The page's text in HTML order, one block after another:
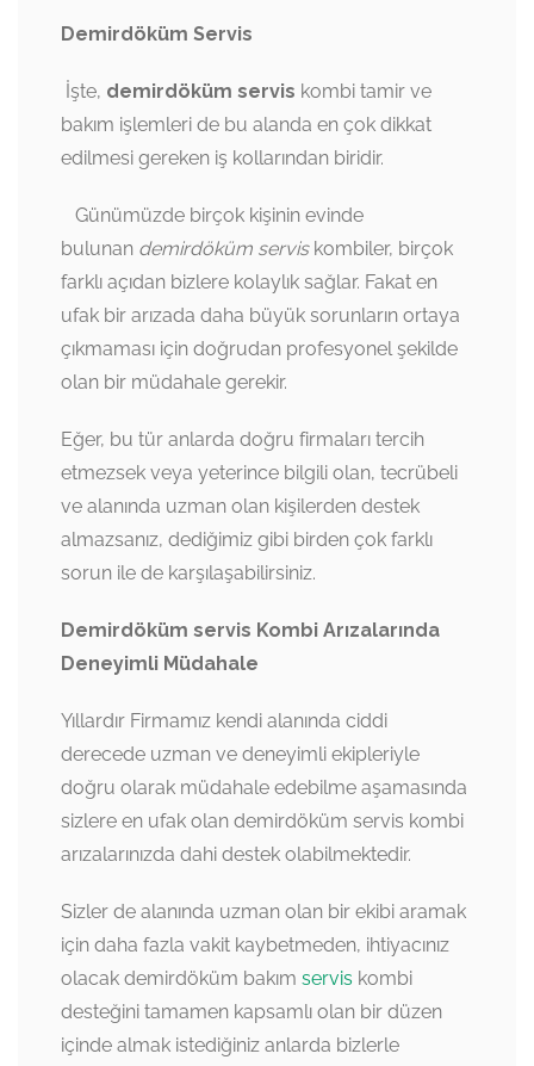
Demirdöküm Servis
İşte, demirdöküm servis kombi tamir ve
bakım işlemleri de bu alanda en çok dikkat
edilmesi gereken iş kollarından biridir.
Günümüzde birçok kişinin evinde
bulunan demirdöküm serviskombiler, birçok
farklı açıdan bizlere kolaylık sağlar. Fakat en
ufak bir arızada daha büyük sorunların ortaya
çıkmaması için doğrudan profesyonel şekilde
olan bir müdahale gerekir.
Eğer, bu tür anlarda doğru firmaları tercih
etmezsek veya yeterince bilgili olan, tecrübeli
ve alanında uzman olan kişilerden destek
almazsanız, dediğimiz gibi birden çok farklı
sorun ile de karşılaşabilirsiniz.
Demirdöküm servis Kombi Arızalarında
Deneyimli Müdahale
Yıllardır Firmamız kendi alanında ciddi
derecede uzman ve deneyimli ekipleriyle
doğru olarak müdahale edebilme aşamasında
sizlere en ufak olan demirdöküm servis kombi
arızalarınızda dahi destek olabilmektedir.
Sizler de alanında uzman olan bir ekibi aramak
için daha fazla vakit kaybetmeden, ihtiyacınız
olacak demirdöküm bakım servis kombi
desteğini tamamen kapsamlı olan bir düzen
içinde almak istediğiniz anlarda bizlerle